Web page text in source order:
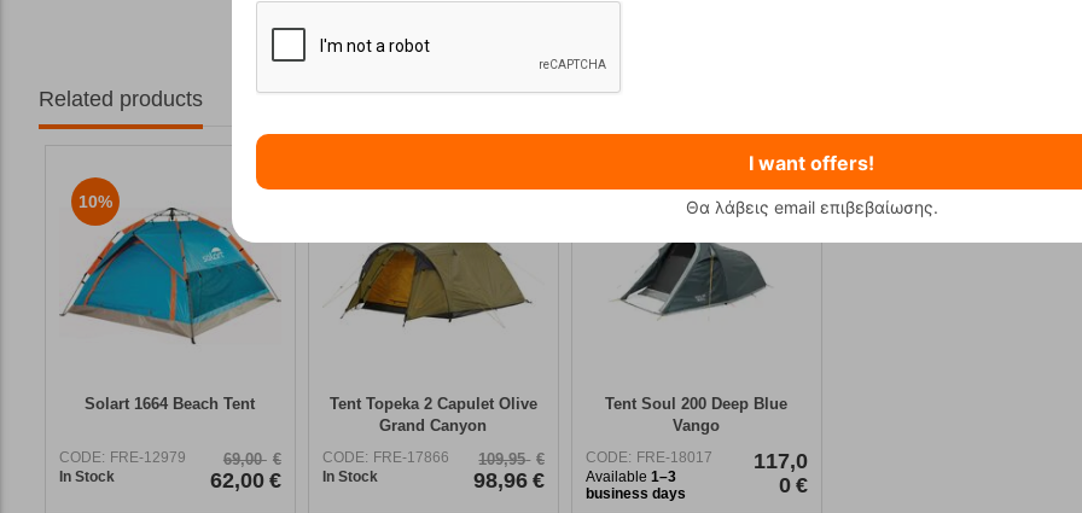
Related products
10%
Solart 1664 Beach Tent
CODE: FRE-12979
In Stock
69,00 €
62,00 €
Tent Topeka 2 Capulet Olive
Grand Canyon
CODE: FRE-17866
In Stock
109,95 €
98,96 €
Tent Soul 200 Deep Blue
Vango
CODE: FRE-18017
Available 1–3
business days
117,0
0 €
I want offers!
Θα λάβεις email επιβεβαίωσης.